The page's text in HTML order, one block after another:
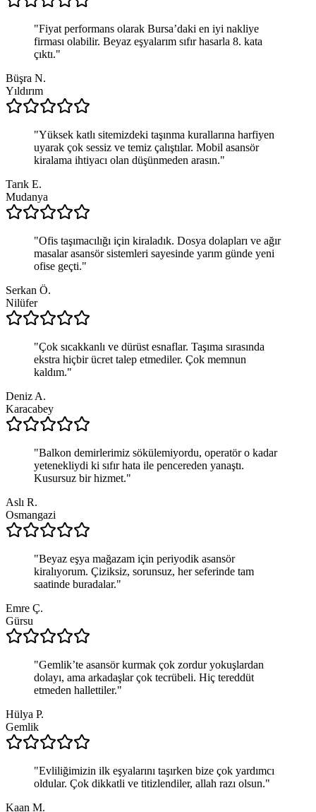
"Fiyat performans olarak Bursa’daki en iyi nakliye
firması olabilir. Beyaz eşyalarım sıfır hasarla 8. kata
çıktı."
Büşra N.
Yıldırım
"Yüksek katlı sitemizdeki taşınma kurallarına harfiyen
uyarak çok sessiz ve temiz çalıştılar. Mobil asansör
kiralama ihtiyacı olan düşünmeden arasın."
Tarık E.
Mudanya
"Ofis taşımacılığı için kiraladık. Dosya dolapları ve ağır
masalar asansör sistemleri sayesinde yarım günde yeni
ofise geçti."
Serkan Ö.
Nilüfer
"Çok sıcakkanlı ve dürüst esnaflar. Taşıma sırasında
ekstra hiçbir ücret talep etmediler. Çok memnun
kaldım."
Deniz A.
Karacabey
"Balkon demirlerimiz sökülemiyordu, operatör o kadar
yetenekliydi ki sıfır hata ile pencereden yanaştı.
Kusursuz bir hizmet."
Aslı R.
Osmangazi
"Beyaz eşya mağazam için periyodik asansör
kiralıyorum. Çiziksiz, sorunsuz, her seferinde tam
saatinde buradalar."
Emre Ç.
Gürsu
"Gemlik’te asansör kurmak çok zordur yokuşlardan
dolayı, ama arkadaşlar çok tecrübeli. Hiç tereddüt
etmeden hallettiler."
Hülya P.
Gemlik
"Evliliğimizin ilk eşyalarını taşırken bize çok yardımcı
oldular. Çok dikkatli ve titizlendiler, allah razı olsun."
Kaan M.